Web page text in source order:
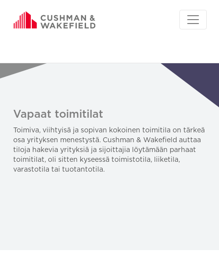
Vapaat toimitilat
Toimiva, viihtyisä ja sopivan kokoinen toimitila on tärkeä
osa yrityksen menestystä. Cushman & Wakefield auttaa
tiloja hakevia yrityksiä ja sijoittajia löytämään parhaat
toimitilat, oli sitten kyseessä toimistotila, liiketila,
varastotila tai tuotantotila.